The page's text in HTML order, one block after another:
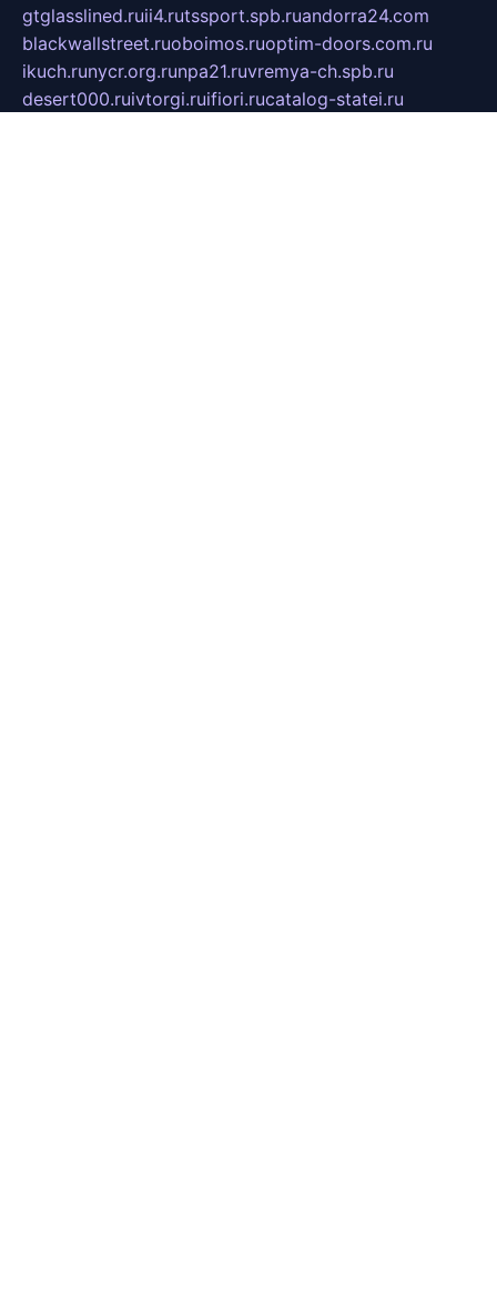
gtglasslined.ruii4.rutssport.spb.ruandorra24.com
blackwallstreet.ruoboimos.ruoptim-doors.com.ru
ikuch.runycr.org.runpa21.ruvremya-ch.spb.ru
desert000.ruivtorgi.ruifiori.rucatalog-statei.ru